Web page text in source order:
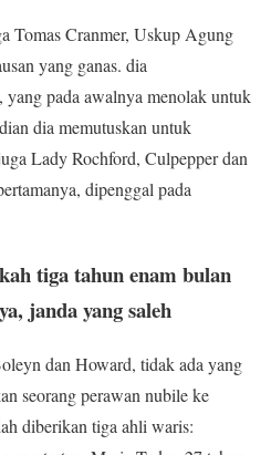
Tomas Cranmer, Uskup Agung
yang ganas. dia
pada awalnya menolak untuk
dia memutuskan untuk
Lady Rochford, Culpepper dan
dipenggal pada
tiga tahun enam bulan
janda yang saleh
dan Howard, tidak ada yang
seorang perawan nubile ke
diberikan tiga ahli waris: